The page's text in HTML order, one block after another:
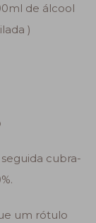
de álcool
)
cubra-
um rótulo